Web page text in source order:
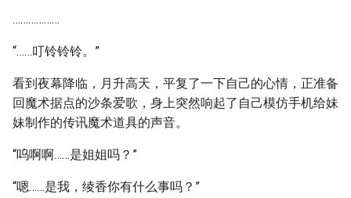
………………
“……叮铃铃铃。”
看到夜幕降临，月升高天，平复了一下自己的心情，正准备
回魔术据点的沙条爱歌，身上突然响起了自己模仿手机给妹
妹制作的传讯魔术道具的声音。
“呜啊啊……是姐姐吗？”
“嗯……是我，绫香你有什么事吗？”